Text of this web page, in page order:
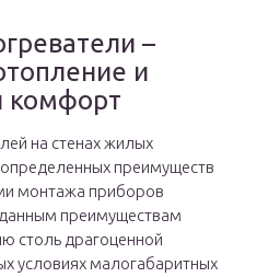
–
и
комфорт
на стенах жилых
преимуществ
монтажа приборов
преимуществам
столь драгоценной
условиях малогабаритных